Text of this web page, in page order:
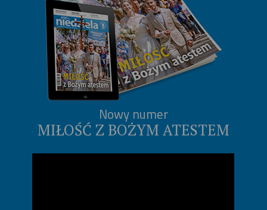
Nowy numer
MIŁOŚĆ Z BOŻYM ATESTEM